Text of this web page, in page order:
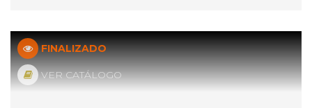
FINALIZADO
VER CATÁLOGO